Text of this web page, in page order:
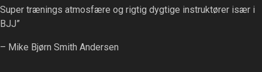
Super trænings atmosfære og rigtig dygtige instruktører især i
BJJ”
– Mike Bjørn Smith Andersen